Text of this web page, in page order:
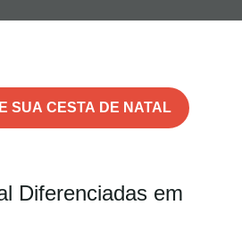
Diferenciadas em
SUA CESTA DE NATAL